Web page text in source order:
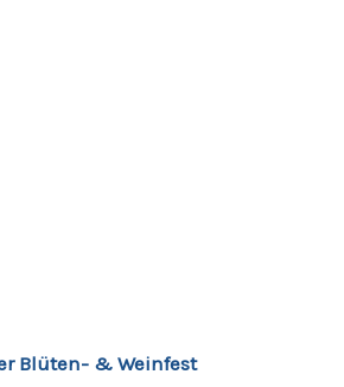
Blüten- & Weinfest